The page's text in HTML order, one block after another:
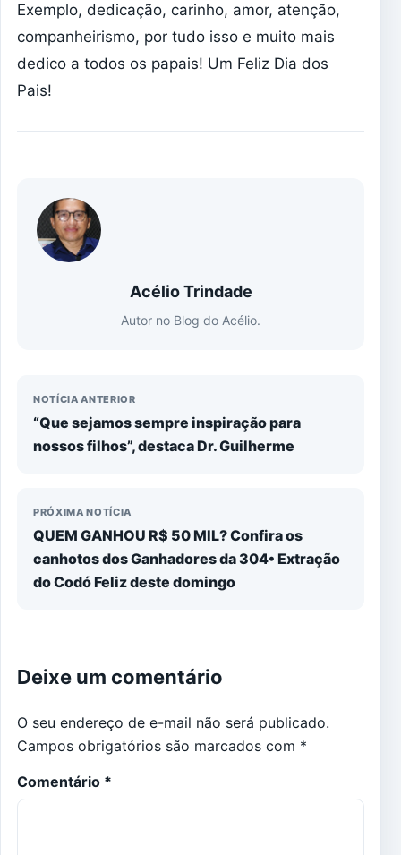
Exemplo, dedicação, carinho, amor, atenção,
companheirismo, por tudo isso e muito mais
dedico a todos os papais! Um Feliz Dia dos
Pais!
Acélio Trindade
Autor no Blog do Acélio.
NOTÍCIA ANTERIOR
“Que sejamos sempre inspiração para
nossos filhos”, destaca Dr. Guilherme
PRÓXIMA NOTÍCIA
QUEM GANHOU R$ 50 MIL? Confira os
canhotos dos Ganhadores da 304• Extração
do Codó Feliz deste domingo
Deixe um comentário
O seu endereço de e-mail não será publicado.
Campos obrigatórios são marcados com *
Comentário *